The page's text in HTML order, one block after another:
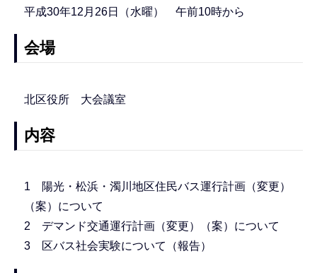
平成30年12月26日（水曜） 午前10時から
会場
北区役所 大会議室
内容
1 陽光・松浜・濁川地区住民バス運行計画（変更）
（案）について
2 デマンド交通運行計画（変更）（案）について
3 区バス社会実験について（報告）